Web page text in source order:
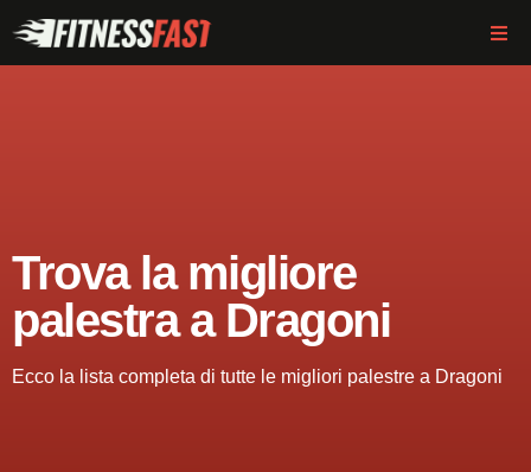
Trova la migliore
palestra a Dragoni
Ecco la lista completa di tutte le migliori palestre a Dragoni